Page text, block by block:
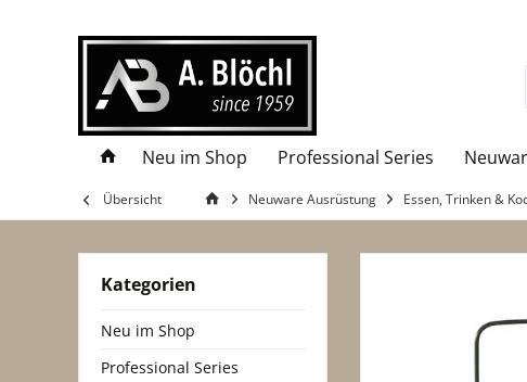
Neu im Shop Professional Series
Übersicht Neuware Ausrüstung Essen, Trinken &
Kategorien
Neu im Shop
Professional Series